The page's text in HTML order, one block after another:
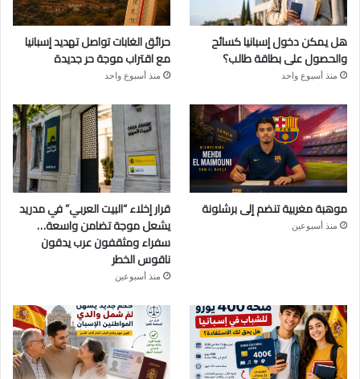
هل يمكن دخول إسبانيا كسائح
والحصول على بطاقة طالب؟
منذ أسبوع واحد
حرائق الغابات تواصل تهديد إسبانيا
مع اقتراب موجة حر جديدة
منذ أسبوع واحد
موهبة مغربية تنضم إلى برشلونة
منذ أسبوعين
قرار إخلاء “البيت العربي” في مدريد
يشعل موجة تضامن واسعة…
سفراء ومثقفون عرب يدقون
ناقوس الخطر
منذ أسبوعين